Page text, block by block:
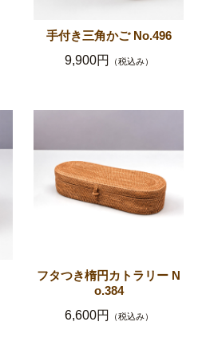
手付き三角かご No.496
9,900円
（税込み）
フタつき楕円カトラリー N
o.384
6,600円
（税込み）